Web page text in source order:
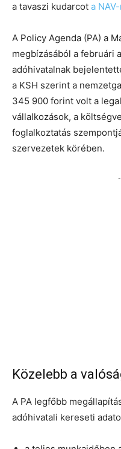
a tavaszi kudarcot a
A Policy Agenda (PA) a
megbízásából a februári
adóhivatalnak
a KSH szerint a
345 900 forint volt a
vállalkozások, a
foglalkoztatás
szervezetek körében.
Közelebb a
A PA legfőbb
adóhivatali kereseti